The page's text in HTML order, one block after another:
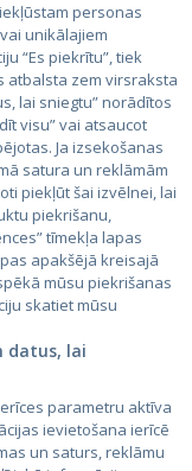
personas
unikālajiem
“Es piekrītu”, tiek
atbalsta zem virsraksta
lai sniegtu” norādītos
visu” vai atsaucot
Ja izsekošanas
satura un reklāmām
piekļūt šai izvēlnei, lai
piekrišanu,
tīmekļa lapas
apakšējā kreisajā
mūsu piekrišanas
skatiet mūsu
datus, lai
parametru aktīva
ievietošana ierīcē
un saturs, reklāmu